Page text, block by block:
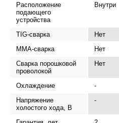
Расположение
подающего
устройства
Внутри
TIG-сварка Нет
MMA-сварка
Нет
Сварка порошковой
проволокой
Нет
Охлаждение -
Напряжение
холостого хода, В
-